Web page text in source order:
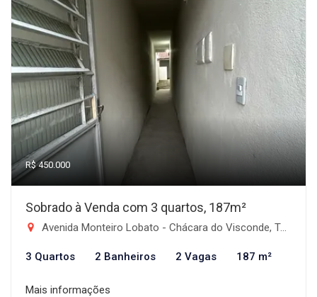
R$ 450.000
Sobrado à Venda com 3 quartos, 187m²
Avenida Monteiro Lobato - Chácara do Visconde, Taubaté-SP
3 Quartos 2 Banheiros 2 Vagas 187 m²
Mais informações